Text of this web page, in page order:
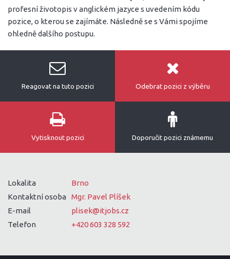
profesní životopis v anglickém jazyce s uvedením kódu
pozice, o kterou se zajímáte. Následně se s Vámi spojíme
ohledně dalšího postupu.
Reagovat na tuto pozici Odebrat pozici z výběru
Vytisknout pozici Doporučit pozici známemu
Lokalita
Brno
Kontaktní osoba Mgr. Pavel Plíšek
E-mail
plisek@itjobs.cz
Telefon
+420 603 328 592